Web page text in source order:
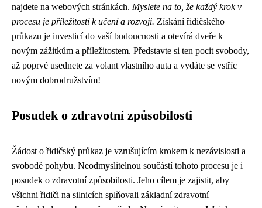
najdete na webových stránkách. Myslete na to, že každý krok v
procesu je příležitostí k učení a rozvoji. Získání řidičského
průkazu je investicí do vaší budoucnosti a otevírá dveře k
novým zážitkům a příležitostem. Představte si ten pocit svobody,
až poprvé usednete za volant vlastního auta a vydáte se vstříc
novým dobrodružstvím!
Posudek o zdravotní způsobilosti
Žádost o řidičský průkaz je vzrušujícím krokem k nezávislosti a
svobodě pohybu. Neodmyslitelnou součástí tohoto procesu je i
posudek o zdravotní způsobilosti. Jeho cílem je zajistit, aby
všichni řidiči na silnicích splňovali základní zdravotní